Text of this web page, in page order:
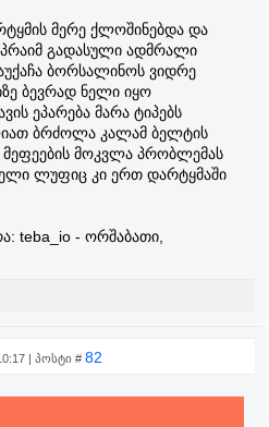
მერე ქლოშინებდა და
გადასული ადმრალი
ბორსალინოს ვიდრე
ბევრად ნელი იყო
ეპარება მარა ტიპებს
ბრძოლა კალამ ბელტის
მეფეების მოკვლა პრობლემას
ლუფიც კი ერთ დარტყმაში
teba_io - ორშაბათი,
| პოსტი # 82